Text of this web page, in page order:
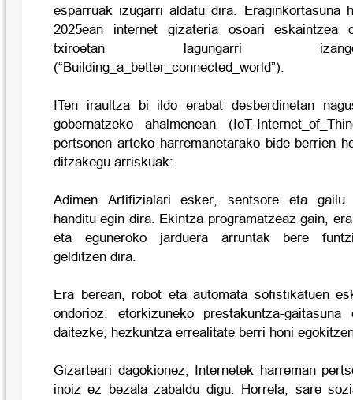
esparruak izugarri aldatu dira. Eraginkortasuna
2025ean internet gizateria osoari eskaintzea
txiroetan lagungarri
(“Building_a_better_connected_world”).
ITen iraultza bi ildo erabat desberdinetan
gobernatzeko ahalmenean (IoT-
pertsonen arteko harremanetarako bide berrien
ditzakegu arriskuak:
Adimen Artifizialari esker, sentsore eta gailu
handitu egin dira. Ekintza programatzeaz gain,
eta eguneroko jarduera arruntak bere
gelditzen dira.
Era berean, robot eta automata sofistikatuen
ondorioz, etorkizuneko prestakuntza-
daitezke, hezkuntza errealitate berri honi
Gizarteari dagokionez, Internetek harreman
inoiz ez bezala zabaldu digu. Horrela, sare